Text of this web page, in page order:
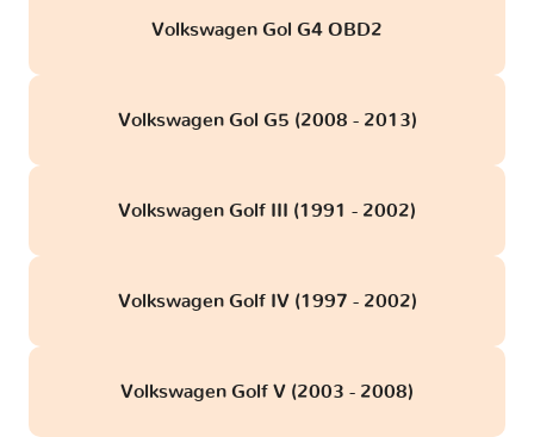
Volkswagen Gol G4 OBD2
Volkswagen Gol G5 (2008 - 2013)
Volkswagen Golf III (1991 - 2002)
Volkswagen Golf IV (1997 - 2002)
Volkswagen Golf V (2003 - 2008)